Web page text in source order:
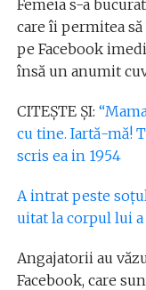
Femeia s-a
care îi permitea
pe Facebook
însă un anumit
CITEȘTE ȘI:
cu tine. Iartă-mă!
scris ea in 1954
A intrat peste
uitat la corpul lui
Angajatorii au
Facebook, care